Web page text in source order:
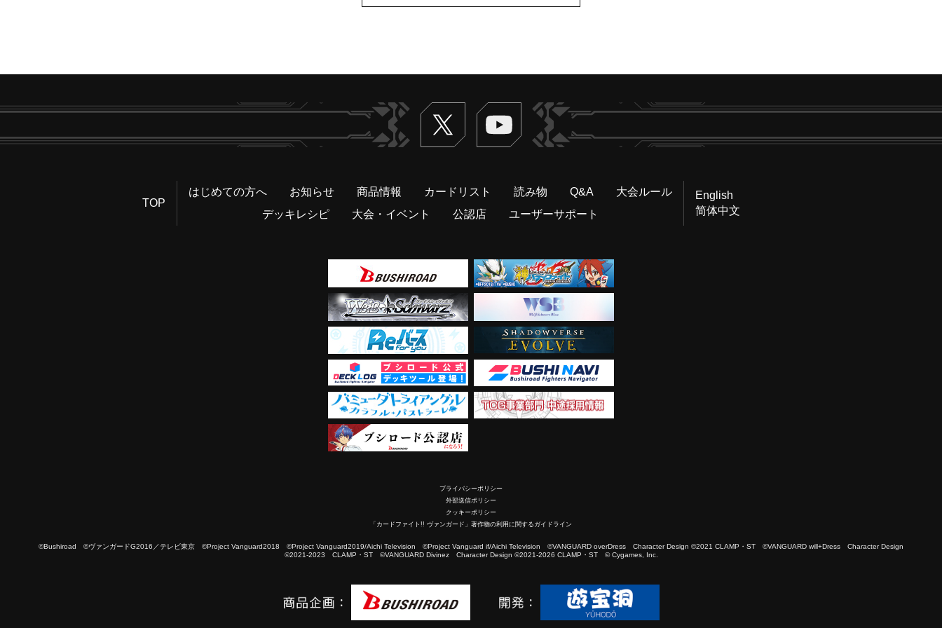
Twitter ヴァンガードch
TOP
はじめての方へ お知らせ 商品情報 カードリスト 読み物 Q&A
大会ルール
デッキレシピ
大会・イベント 公認店 ユーザーサポート
English
简体中文
プライバシーポリシー
外部送信ポリシー
クッキーポリシー
「カードファイト!! ヴァンガード」著作物の利用に関するガイドライン
©Bushiroad ©ヴァンガードG2016／テレビ東京 ©Project Vanguard2018 ©Project Vanguard2019/Aichi Television ©Project Vanguard if/Aichi Television ©VANGUARD overDress Character Design ©2021 CLAMP・ST ©VANGUARD will+Dress Character Design
©2021-2023 CLAMP・ST ©VANGUARD Divinez Character Design ©2021-2026 CLAMP・ST © Cygames, Inc.